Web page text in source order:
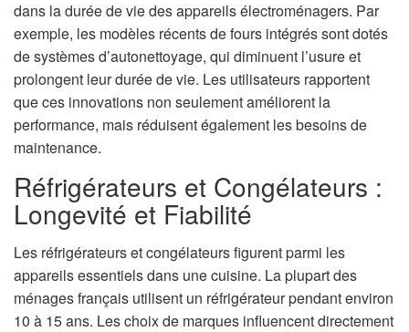
dans la durée de vie des appareils électroménagers. Par
exemple, les modèles récents de fours intégrés sont dotés
de systèmes d’autonettoyage, qui diminuent l’usure et
prolongent leur durée de vie. Les utilisateurs rapportent
que ces innovations non seulement améliorent la
performance, mais réduisent également les besoins de
maintenance.
Réfrigérateurs et Congélateurs :
Longevité et Fiabilité
Les réfrigérateurs et congélateurs figurent parmi les
appareils essentiels dans une cuisine. La plupart des
ménages français utilisent un réfrigérateur pendant environ
10 à 15 ans. Les choix de marques influencent directement